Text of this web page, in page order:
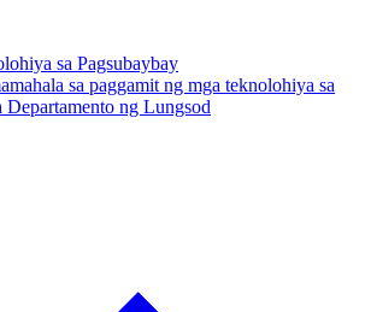
sa Pagsubaybay
sa paggamit ng mga teknolohiya sa
Departamento ng Lungsod